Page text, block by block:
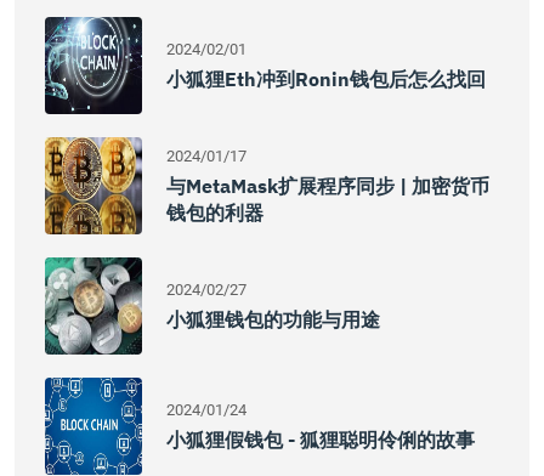
2024/02/01
小狐狸eth冲到ronin钱包后怎么找回
2024/01/17
与MetaMask扩展程序同步 | 加密货币
钱包的利器
2024/02/27
小狐狸钱包的功能与用途
2024/01/24
小狐狸假钱包 - 狐狸聪明伶俐的故事